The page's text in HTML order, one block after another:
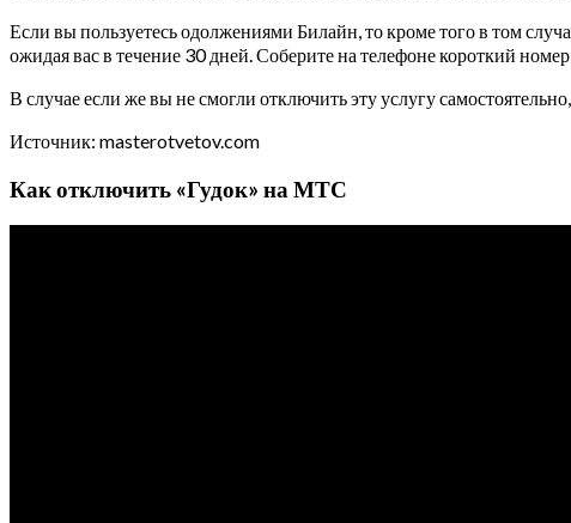
Если вы пользуетесь одолжениями Билайн, то кроме того в том
ожидая вас в течение 30 дней. Соберите на телефоне короткий
В случае если же вы не смогли отключить эту услугу
Источник: masterotvetov.com
Как отключить «Гудок» на МТС